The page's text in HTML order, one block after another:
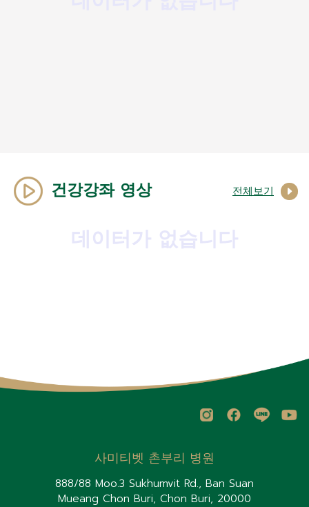
건강강좌 영상 전체보기
데이터가 없습니다
사미티벳 촌부리 병원
888/88 Moo.3 Sukhumvit Rd., Ban Suan
Mueang Chon Buri, Chon Buri, 20000